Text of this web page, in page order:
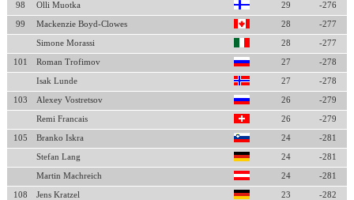
98 Olli Muotka 29 -276
99 Mackenzie Boyd-Clowes 28 -277
Simone Morassi 28 -277
101 Roman Trofimov 27 -278
Isak Lunde 27 -278
103 Alexey Vostretsov 26 -279
Remi Francais 26 -279
105 Branko Iskra 24 -281
Stefan Lang 24 -281
Martin Machreich 24 -281
108 Jens Kratzel 23 -282